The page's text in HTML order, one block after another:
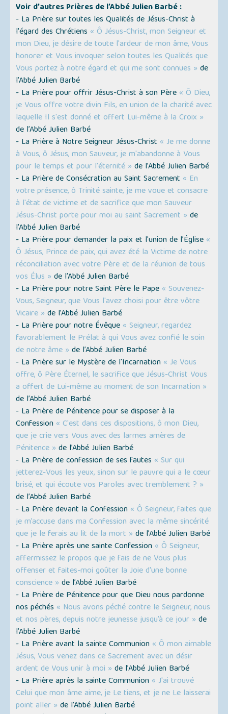
Voir d'autres Prières de l’Abbé Julien Barbé :
- La Prière sur toutes les Qualités de Jésus-Christ à
l'égard des Chrétiens « Ô Jésus-Christ, mon Seigneur et
mon Dieu, je désire de toute l'ardeur de mon âme, Vous
honorer et Vous invoquer selon toutes les Qualités que
Vous portez à notre égard et qui me sont connues » de
l’Abbé Julien Barbé
- La Prière pour offrir Jésus-Christ à son Père « Ô Dieu,
je Vous offre votre divin Fils, en union de la charité avec
laquelle Il s'est donné et offert Lui-même à la Croix »
de l’Abbé Julien Barbé
- La Prière à Notre Seigneur Jésus-Christ « Je me donne
à Vous, ô Jésus, mon Sauveur, je m'abandonne à Vous
pour le temps et pour l'éternité » de l’Abbé Julien Barbé
- La Prière de Consécration au Saint Sacrement « En
votre présence, ô Trinité sainte, je me voue et consacre
à l'état de victime et de sacrifice que mon Sauveur
Jésus-Christ porte pour moi au saint Sacrement » de
l’Abbé Julien Barbé
- La Prière pour demander la paix et l'union de l’Église «
Ô Jésus, Prince de paix, qui avez été la Victime de notre
réconciliation avec votre Père et de la réunion de tous
vos Élus » de l’Abbé Julien Barbé
- La Prière pour notre Saint Père le Pape « Souvenez-
Vous, Seigneur, que Vous l'avez choisi pour être vôtre
Vicaire » de l’Abbé Julien Barbé
- La Prière pour notre Évêque « Seigneur, regardez
favorablement le Prélat à qui Vous avez confié le soin
de notre âme » de l’Abbé Julien Barbé
- La Prière sur le Mystère de l'Incarnation « Je Vous
offre, ô Père Éternel, le sacrifice que Jésus-Christ Vous
a offert de Lui-même au moment de son Incarnation »
de l’Abbé Julien Barbé
- La Prière de Pénitence pour se disposer à la
Confession « C'est dans ces dispositions, ô mon Dieu,
que je crie vers Vous avec des larmes amères de
Pénitence » de l’Abbé Julien Barbé
- La Prière de confession de ses fautes « Sur qui
jetterez-Vous les yeux, sinon sur le pauvre qui a le cœur
brisé, et qui écoute vos Paroles avec tremblement ? »
de l’Abbé Julien Barbé
- La Prière devant la Confession « Ô Seigneur, faites que
je m’accuse dans ma Confession avec la même sincérité
que je le ferais au lit de la mort » de l’Abbé Julien Barbé
- La Prière après une sainte Confession « Ô Seigneur,
affermissez le propos que je fais de ne Vous plus
offenser et faites-moi goûter la Joie d'une bonne
conscience » de l’Abbé Julien Barbé
- La Prière de Pénitence pour que Dieu nous pardonne
nos péchés « Nous avons péché contre le Seigneur, nous
et nos pères, depuis notre jeunesse jusqu’à ce jour » de
l’Abbé Julien Barbé
- La Prière avant la sainte Communion « Ô mon aimable
Jésus, Vous venez dans ce Sacrement avec un désir
ardent de Vous unir à moi » de l’Abbé Julien Barbé
- La Prière après la sainte Communion « J'ai trouvé
Celui que mon âme aime, je Le tiens, et je ne Le laisserai
point aller » de l’Abbé Julien Barbé